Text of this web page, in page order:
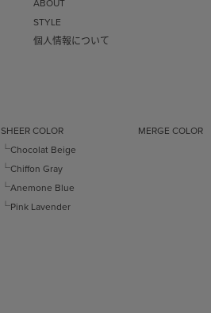
ABOUT
STYLE
個人情報について
SHEER COLOR
└Chocolat Beige
└Chiffon Gray
└Anemone Blue
└Pink Lavender
MERGE COLOR